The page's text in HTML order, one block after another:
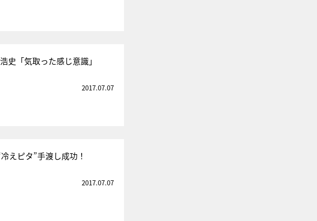
史「気取った感じ意識」
2017.07.07
えピタ”手渡し成功！
2017.07.07